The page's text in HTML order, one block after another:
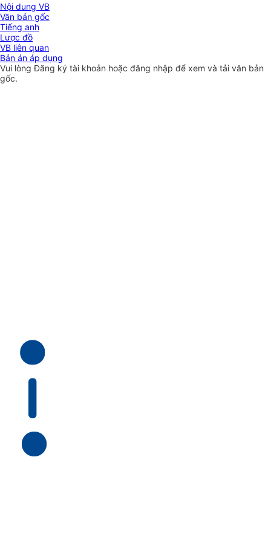
Nội dung VB
Văn bản gốc
Tiếng anh
Lược đồ
VB liên quan
Bản án áp dụng
Vui lòngĐăng ký tài khoản hoặc đăng nhập để xem và tải văn bản
gốc.